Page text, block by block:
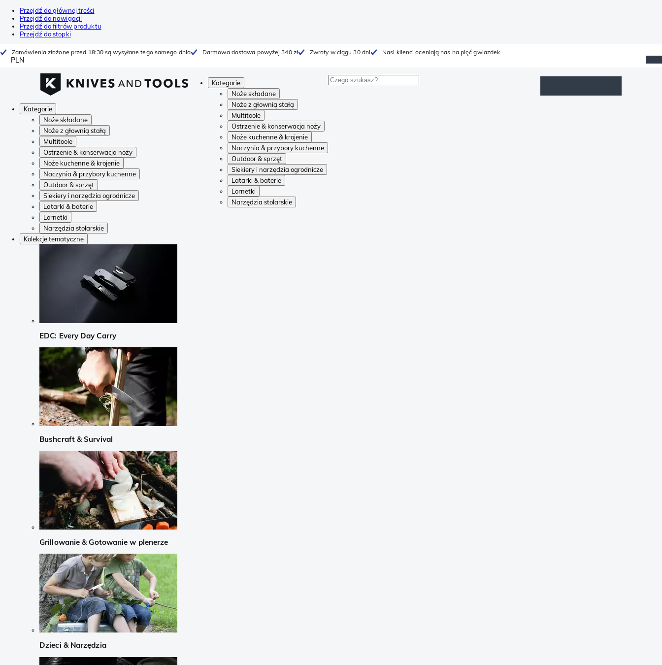
Przejdź do głównej treści
Przejdź do nawigacji
Przejdź do filtrów produktu
Przejdź do stopki
Zamówienia złożone przed 18:30 są wysyłane tego samego dnia Darmowa dostawa powyżej 340 zł Zwroty w ciągu 30 dni Nasi klienci oceniają nas na pięć gwiazdek
PLN
Kategorie
Noże składane
Noże z głownią stałą
Multitoole
Ostrzenie & konserwacja noży
Noże kuchenne & krojenie
Naczynia & przybory kuchenne
Outdoor & sprzęt
Siekiery i narzędzia ogrodnicze
Latarki & baterie
Lornetki
Narzędzia stolarskie
Kategorie
Noże składane
Noże z głownią stałą
Multitoole
Ostrzenie & konserwacja noży
Noże kuchenne & krojenie
Naczynia & przybory kuchenne
Outdoor & sprzęt
Siekiery i narzędzia ogrodnicze
Latarki & baterie
Lornetki
Narzędzia stolarskie
Kolekcje tematyczne
EDC: Every Day Carry
Bushcraft & Survival
Grillowanie & Gotowanie w plenerze
Dzieci & Narzędzia